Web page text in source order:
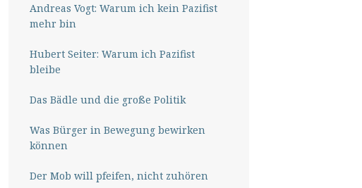
Andreas Vogt: Warum ich kein Pazifist
mehr bin
Hubert Seiter: Warum ich Pazifist
bleibe
Das Bädle und die große Politik
Was Bürger in Bewegung bewirken
können
Der Mob will pfeifen, nicht zuhören